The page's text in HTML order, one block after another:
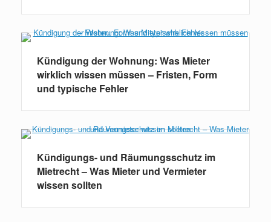
Kündigung der Wohnung: Was Mieter
wirklich wissen müssen – Fristen, Form
und typische Fehler
Kündigungs- und Räumungsschutz im
Mietrecht – Was Mieter und Vermieter
wissen sollten